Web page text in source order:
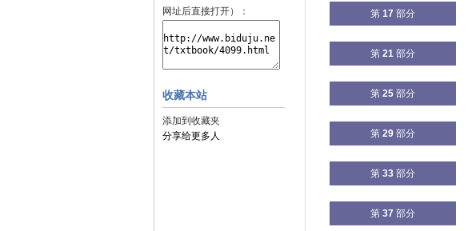
网址后直接打开）：
收藏本站
添加到收藏夹
分享给更多人
第 17 部分
第 21 部分
第 25 部分
第 29 部分
第 33 部分
第 37 部分